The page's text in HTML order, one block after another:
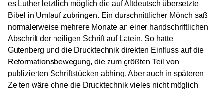
es Luther letztlich möglich die auf Altdeutsch übersetzte
Bibel in Umlauf zubringen. Ein durschnittlicher Mönch saß
normalerweise mehrere Monate an einer handschriftlichen
Abschrift der heiligen Schrift auf Latein. So hatte
Gutenberg und die Drucktechnik direkten Einfluss auf die
Reformationsbewegung, die zum größten Teil von
publizierten Schriftstücken abhing. Aber auch in späteren
Zeiten wäre ohne die Drucktechnik vieles nicht möglich